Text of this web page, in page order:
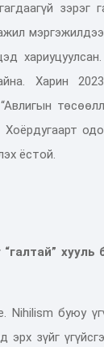
зэрэг
хариуцуулсан.
Харин 2
“Авлигын
Хоёрдугаарт
ёстой.
“галтай” хууль
Nihilism буюу
эрх зүйг